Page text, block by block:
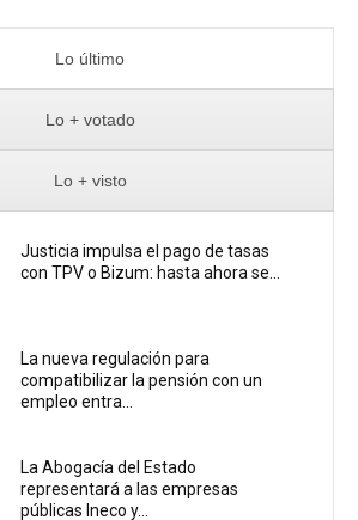
Lo último
Lo + votado
Lo + visto
Justicia impulsa el pago de tasas
con TPV o Bizum: hasta ahora se...
La nueva regulación para
compatibilizar la pensión con un
empleo entra...
La Abogacía del Estado
representará a las empresas
públicas Ineco y...